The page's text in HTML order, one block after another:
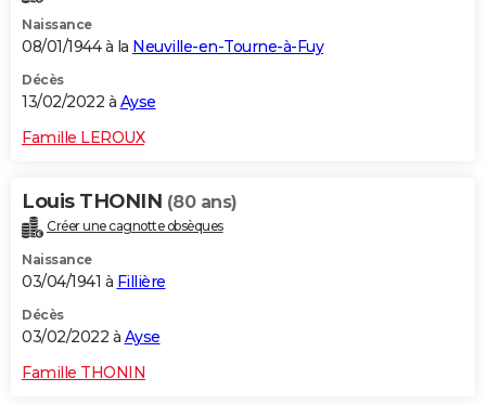
Naissance
08/01/1944 à la Neuville-en-Tourne-à-Fuy
Décès
13/02/2022 à Ayse
Famille LEROUX
Louis THONIN (80 ans)
Créer une cagnotte obsèques
Naissance
03/04/1941 à Fillière
Décès
03/02/2022 à Ayse
Famille THONIN